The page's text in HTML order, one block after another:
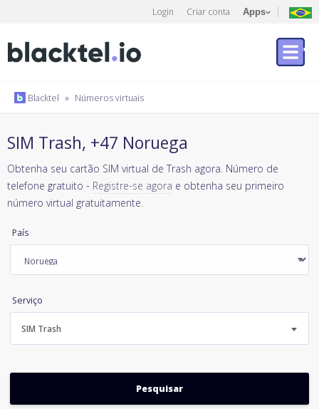
Login Criar conta Apps
Blacktel » Números virtuais
SIM Trash, +47 Noruega
Obtenha seu cartão SIM virtual de Trash agora. Número de
telefone gratuito - Registre-se agora e obtenha seu primeiro
número virtual gratuitamente.
País
Serviço
SIM Trash